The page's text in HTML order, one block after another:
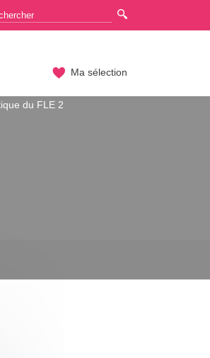
Ma sélection
du FLE 2